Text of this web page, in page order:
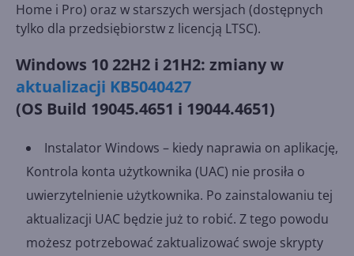
Home i Pro) oraz w starszych wersjach (dostępnych
tylko dla przedsiębiorstw z licencją LTSC).
Windows 10 22H2 i 21H2: zmiany w
aktualizacji KB5040427
(OS Build 19045.4651 i 19044.4651)
Instalator Windows – kiedy naprawia on aplikację,
Kontrola konta użytkownika (UAC) nie prosiła o
uwierzytelnienie użytkownika. Po zainstalowaniu tej
aktualizacji UAC będzie już to robić. Z tego powodu
możesz potrzebować zaktualizować swoje skrypty